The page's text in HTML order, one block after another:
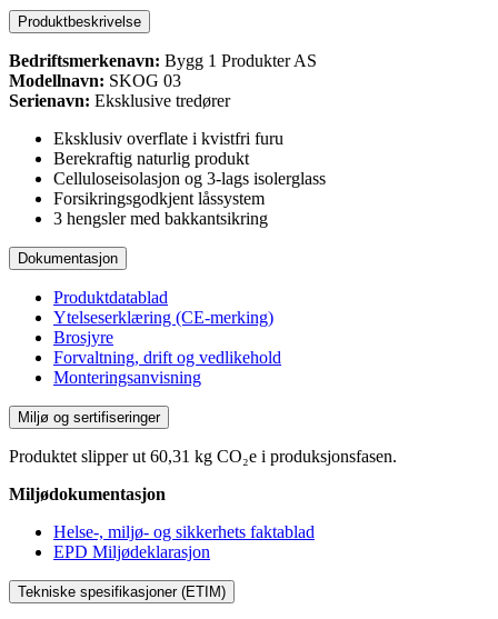
Produktbeskrivelse
Bedriftsmerkenavn: Bygg 1 Produkter AS
Modellnavn: SKOG 03
Serienavn: Eksklusive tredører
Eksklusiv overflate i kvistfri furu
Berekraftig naturlig produkt
Celluloseisolasjon og 3-lags isolerglass
Forsikringsgodkjent låssystem
3 hengsler med bakkantsikring
Dokumentasjon
Produktdatablad
Ytelseserklæring (CE-merking)
Brosjyre
Forvaltning, drift og vedlikehold
Monteringsanvisning
Miljø og sertifiseringer
Produktet slipper ut 60,31 kg CO₂e i produksjonsfasen.
Miljødokumentasjon
Helse-, miljø- og sikkerhets faktablad
EPD Miljødeklarasjon
Tekniske spesifikasjoner (ETIM)